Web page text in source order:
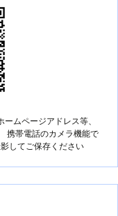
ムページアドレス等、
携帯電話のカメラ機能で
してご保存ください